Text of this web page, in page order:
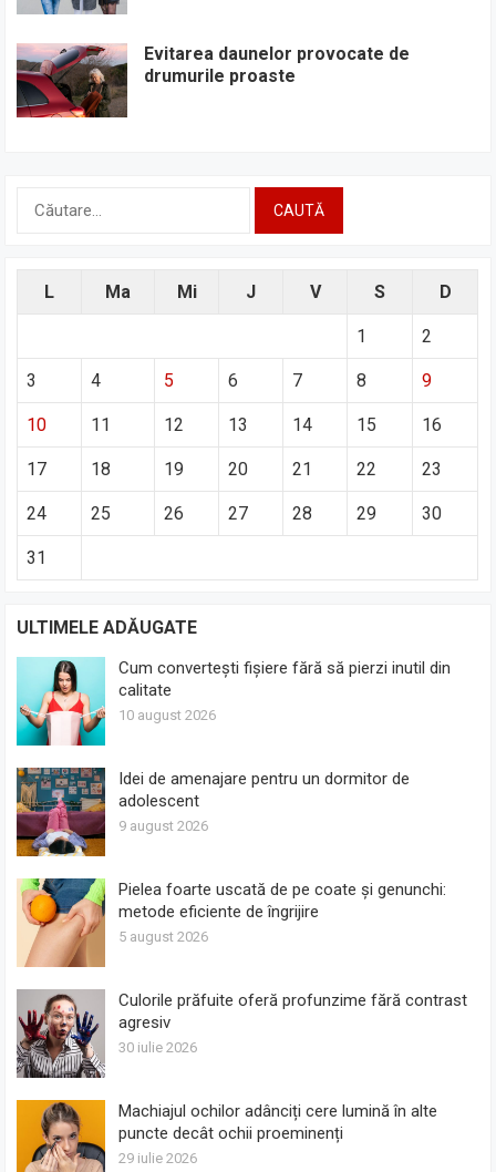
Evitarea daunelor provocate de
drumurile proaste
L Ma Mi J V S D
1 2
3 4 5 6 7 8 9
10 11 12 13 14 15 16
17 18 19 20 21 22 23
24 25 26 27 28 29 30
31
ULTIMELE ADĂUGATE
Cum convertești fișiere fără să pierzi inutil din
calitate
10 august 2026
Idei de amenajare pentru un dormitor de
adolescent
9 august 2026
Pielea foarte uscată de pe coate și genunchi:
metode eficiente de îngrijire
5 august 2026
Culorile prăfuite oferă profunzime fără contrast
agresiv
30 iulie 2026
Machiajul ochilor adânciți cere lumină în alte
puncte decât ochii proeminenți
29 iulie 2026